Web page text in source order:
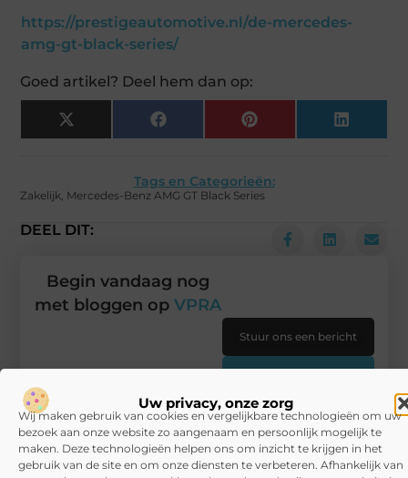
Uw privacy, onze zorg
Wij maken gebruik van cookies en vergelijkbare technologieën om uw
bezoek aan onze website zo aangenaam en persoonlijk mogelijk te
maken. Deze technologieën helpen ons om inzicht te krijgen in het
gebruik van de site en om onze diensten te verbeteren. Afhankelijk van
https://prestigeautomotive.nl/de-mercedes-
amg-gt-black-series/
Goed artikel? Deel hem dan op:
X
(Twitter)
Facebook Pinterest LinkedIn
Tags en Categorieën:
Zakelijk, Mercedes-Benz AMG GT Black Series
DEEL DIT:
Begin vandaag nog
met bloggen opVPRA
Stuur ons een bericht